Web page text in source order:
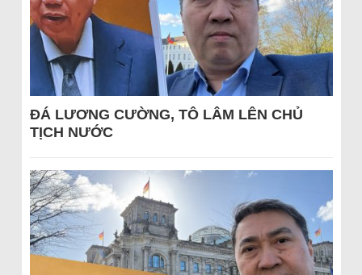
ĐÁ LƯƠNG CƯỜNG, TÔ LÂM LÊN CHỦ
TỊCH NƯỚC